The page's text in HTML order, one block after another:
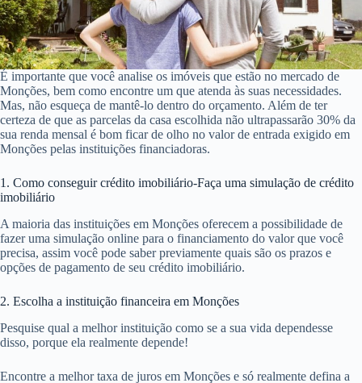
É importante que você analise os imóveis que estão no mercado de
Monções, bem como encontre um que atenda às suas necessidades.
Mas, não esqueça de mantê-lo dentro do orçamento. Além de ter
certeza de que as parcelas da casa escolhida não ultrapassarão 30% da
sua renda mensal é bom ficar de olho no valor de entrada exigido em
Monções pelas instituições financiadoras.
1. Como conseguir crédito imobiliário-Faça uma simulação de crédito
imobiliário
A maioria das instituições em Monções oferecem a possibilidade de
fazer uma simulação online para o financiamento do valor que você
precisa, assim você pode saber previamente quais são os prazos e
opções de pagamento de seu crédito imobiliário.
2. Escolha a instituição financeira em Monções
Pesquise qual a melhor instituição como se a sua vida dependesse
disso, porque ela realmente depende!
Encontre a melhor taxa de juros em Monções e só realmente defina a